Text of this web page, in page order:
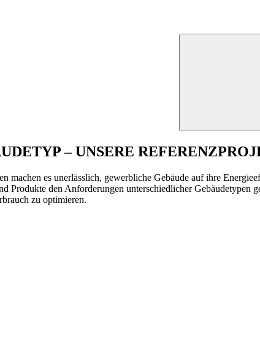
– UNSERE
machen es unerlässlich, gewerbliche Gebäude auf ihre
Produkte den Anforderungen unterschiedlicher
zu optimieren.